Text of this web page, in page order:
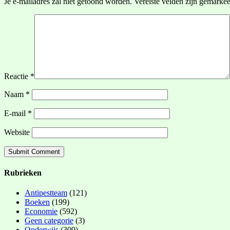
Reactie *
Naam *
E-mail *
Website
Rubrieken
Antipestteam (121)
Boeken (199)
Economie (592)
Geen categorie (3)